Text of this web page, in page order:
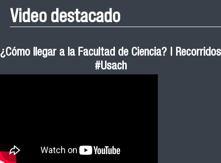
Video destacado
¿Cómo llegar a la Facultad de Ciencia? | Recorridos
#Usach